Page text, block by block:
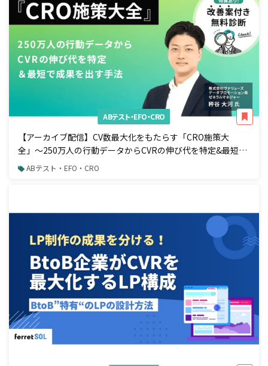
ABテスト・EFO・CRO
【アーカイブ配信】CV数最大化をもたらす「CRO施策大
全」〜250万人の行動データからCVRの伸び代を特定&最短で
成果を出す手法〜
ABテスト・EFO・CRO